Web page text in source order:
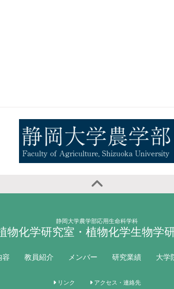
静岡大学農学部応用生命科学科
物化学研究室・植物化学生物学
容 教員紹介 メンバー 研究業績 大学
リンク アクセス・連絡先